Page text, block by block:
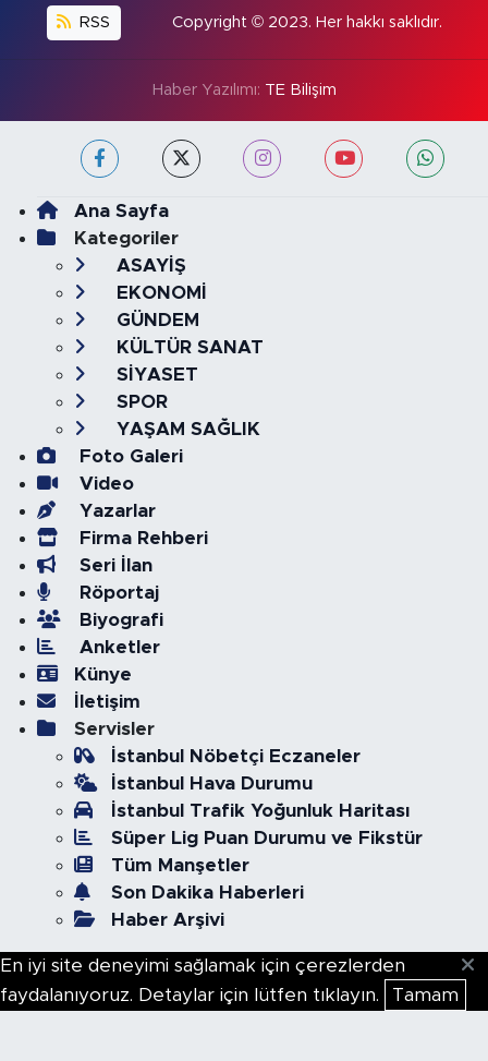
RSS Copyright © 2023. Her hakkı saklıdır.
Haber Yazılımı: TE Bilişim
Ana Sayfa
Kategoriler
ASAYİŞ
EKONOMİ
GÜNDEM
KÜLTÜR SANAT
SİYASET
SPOR
YAŞAM SAĞLIK
Foto Galeri
Video
Yazarlar
Firma Rehberi
Seri İlan
Röportaj
Biyografi
Anketler
Künye
İletişim
Servisler
İstanbul Nöbetçi Eczaneler
İstanbul Hava Durumu
İstanbul Trafik Yoğunluk Haritası
Süper Lig Puan Durumu ve Fikstür
Tüm Manşetler
Son Dakika Haberleri
Haber Arşivi
En iyi site deneyimi sağlamak için çerezlerden
faydalanıyoruz. Detaylar için lütfen tıklayın.
Tamam